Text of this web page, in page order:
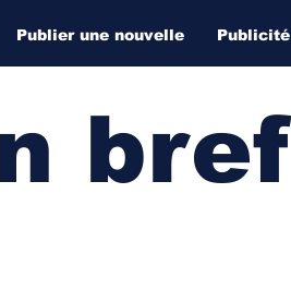
Publier une nouvelle Publicité
bref